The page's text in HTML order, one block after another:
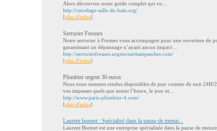
Alors découvrez notre guide complet qui vo...
http://carrelage-salle-de-bain.org/
[plus d'infos]
Serrurier Fresnes
Notre serrurier à Fresnes vous accompagne pour une ouverture de
garantissant un dépannage n’ayant aucun impact ...
http://serrurierfresnes.urgenceartisanpascher.com/
[plus d'infos]
Plombier urgent 36 euros
Nous nous sommes rendus disponibles de jour comme de nuit 24H/
vos impasses quels que soient l’heure, le jour et...
http://www.paris-plombier-4.com/
[plus d'infos]
Laurent bonnet : Spécialisé dans la pause de menui...
Laurent Bonnet est une entreprise spécialisée dans la pause de